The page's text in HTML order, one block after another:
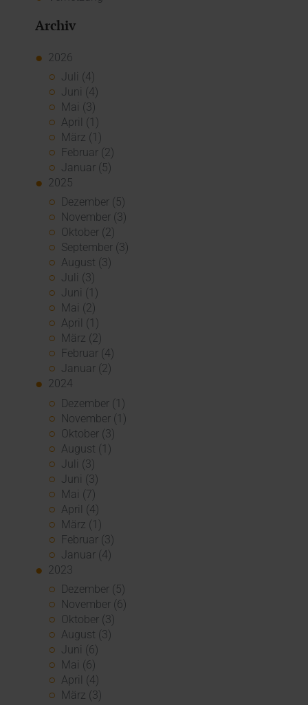
Archiv
2026
Juli (4)
Juni (4)
Mai (3)
April (1)
März (1)
Februar (2)
Januar (5)
2025
Dezember (5)
November (3)
Oktober (2)
September (3)
August (3)
Juli (3)
Juni (1)
Mai (2)
April (1)
März (2)
Februar (4)
Januar (2)
2024
Dezember (1)
November (1)
Oktober (3)
August (1)
Juli (3)
Juni (3)
Mai (7)
April (4)
März (1)
Februar (3)
Januar (4)
2023
Dezember (5)
November (6)
Oktober (3)
August (3)
Juni (6)
Mai (6)
April (4)
März (3)